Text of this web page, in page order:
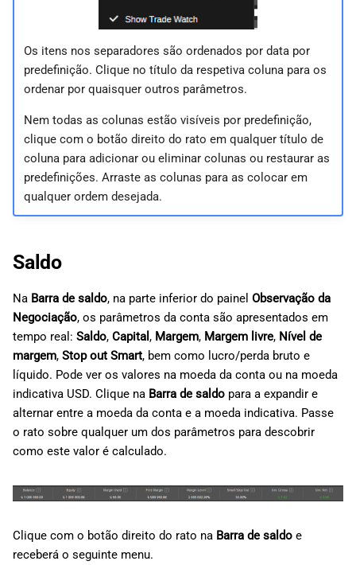
Os itens nos separadores são ordenados por data por
predefinição. Clique no título da respetiva coluna para os
ordenar por quaisquer outros parâmetros.
Nem todas as colunas estão visíveis por predefinição,
clique com o botão direito do rato em qualquer título de
coluna para adicionar ou eliminar colunas ou restaurar as
predefinições. Arraste as colunas para as colocar em
qualquer ordem desejada.
Saldo
Na Barra de saldo, na parte inferior do painel Observação da
Negociação, os parâmetros da conta são apresentados em
tempo real: Saldo, Capital , Margem, Margem livre, Nível de
margem, Stop out Smart, bem como lucro/perda bruto e
líquido. Pode ver os valores na moeda da conta ou na moeda
indicativa USD. Clique na Barra de saldo para a expandir e
alternar entre a moeda da conta e a moeda indicativa. Passe
o rato sobre qualquer um dos parâmetros para descobrir
como este valor é calculado.
Clique com o botão direito do rato na Barra de saldo e
receberá o seguinte menu.